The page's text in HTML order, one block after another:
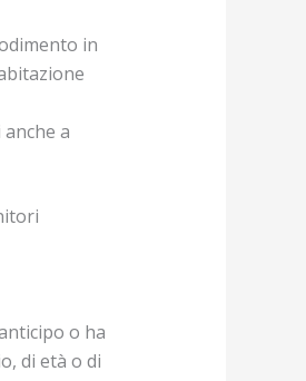
in
a
o ha
di età o di